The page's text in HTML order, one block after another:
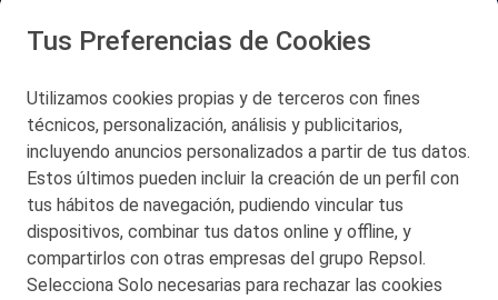
San Martín 5-Edificio Muñatones,
© 2026 Petronor S.A.
CONTACTO
MAPA WEB
Tus Preferencias de Cookies
Utilizamos cookies propias y de terceros con fines
técnicos, personalización, análisis y publicitarios,
incluyendo anuncios personalizados a partir de tus datos.
Estos últimos pueden incluir la creación de un perfil con
tus hábitos de navegación, pudiendo vincular tus
dispositivos, combinar tus datos online y offline, y
compartirlos con otras empresas del grupo Repsol.
Selecciona Solo necesarias para rechazar las cookies